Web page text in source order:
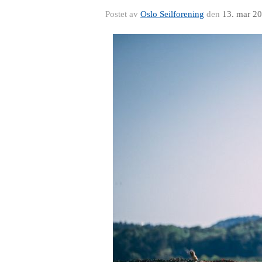
Postet av Oslo Seilforening den 13. mar